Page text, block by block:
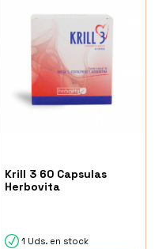
Krill 3 60 Capsulas
Herbovita
1 Uds. en stock